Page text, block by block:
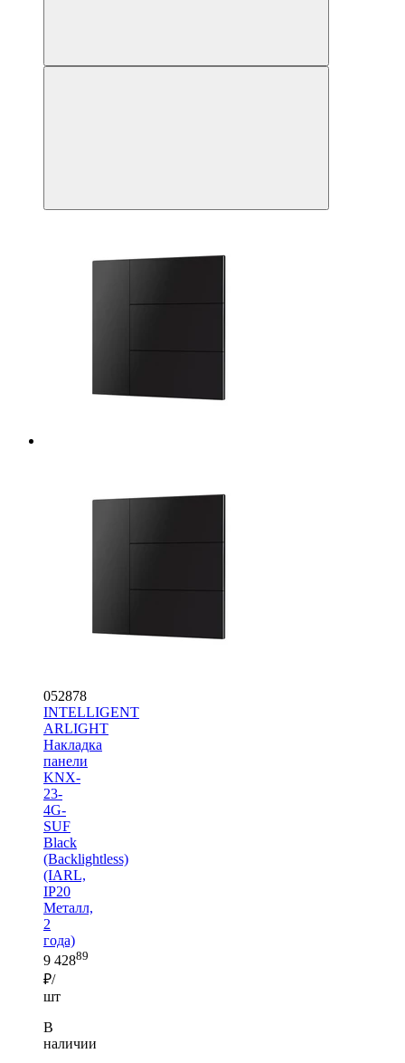
052878
INTELLIGENT
ARLIGHT
Накладка
панели
KNX-
23-
4G-
SUF
Black
(Backlightless)
(IARL,
IP20
Металл,
2
года)
9 42889
₽/
шт
В
наличии